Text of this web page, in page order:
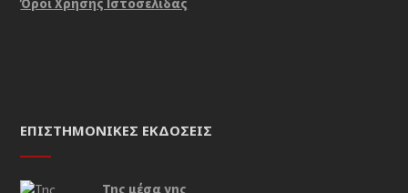
ΕΠΙΣΤΗΜΟΝΙΚΈΣ ΕΚΔΌΣΕΙΣ
Της μέσα γης